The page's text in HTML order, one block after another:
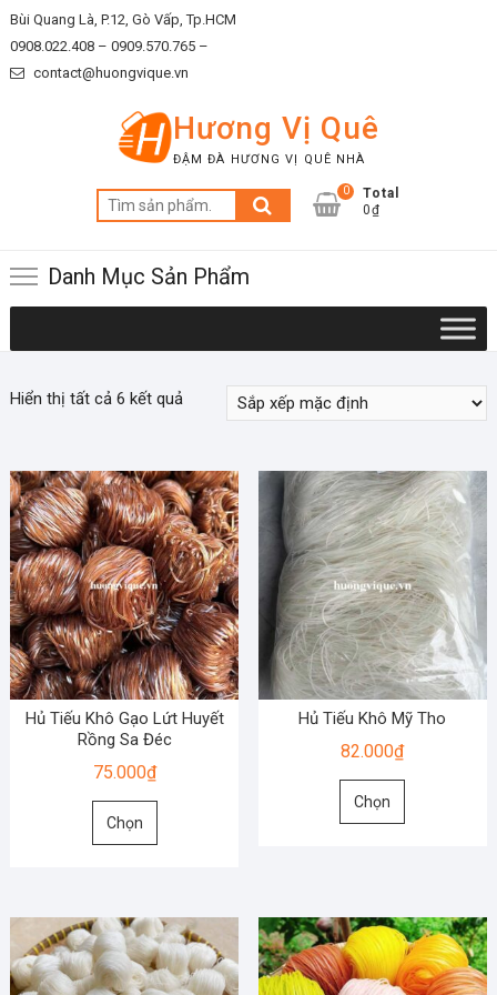
Skip
to
content
Bùi Quang Là, P.12, Gò Vấp, Tp.HCM
0908.022.408 – 0909.570.765 –
contact@huongvique.vn
Hương Vị Quê
ĐẬM ĐÀ HƯƠNG VỊ QUÊ NHÀ
Tìm
kiếm:
0
Total
0₫
Danh Mục Sản Phẩm
Hiển thị tất cả 6 kết quả
Hủ Tiếu Khô Gạo Lứt Huyết
Rồng Sa Đéc
75.000₫
Chọn
Sản
nhiều
biến
thể.
Hủ Tiếu Khô Mỹ Tho
82.000₫
Chọn
Sản
biến
thể.
Các